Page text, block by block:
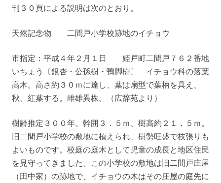
刊３０頁による説明は次のとおり。
天然記念物 二間戸小学校跡地のイチョウ
市指定：平成４年２月１日 姫戸町二間戸７６２番地
いちょう〔銀杏・公孫樹・鴨脚樹〕 イチョウ科の落葉
高木。高さ約３０ｍに達し、葉は扇型で葉柄を具え、
秋、紅葉する。雌雄異株。（広辞苑より）
樹齢推定３００年。幹囲３．５ｍ、樹高約２１．５ｍ。
旧二間戸小学校の敷地に植えられ、樹勢旺盛で枝張りも
よいものです。校庭の庭木として児童の成長と地区住民
を見守ってきました。この小学校の敷地は旧二間戸庄屋
（田中家）の跡地で、イチョウの木はその庄屋の庭先に